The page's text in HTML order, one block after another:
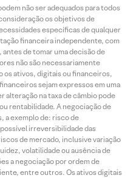
não ser adequados para todos
os objetivos de
específicas de qualquer
financeira independente, com
de tomar uma decisão de
não são necessariamente
ativos, digitais ou financeiros,
sejam expressos em uma
alteração na taxa de câmbio pode
rentabilidade. A negociação de
a exemplo de: risco de
irreversibilidade das
de mercado, inclusive variação
volatilidade ou ausência de
a negociação por ordem de
entre outros. Os ativos digitais